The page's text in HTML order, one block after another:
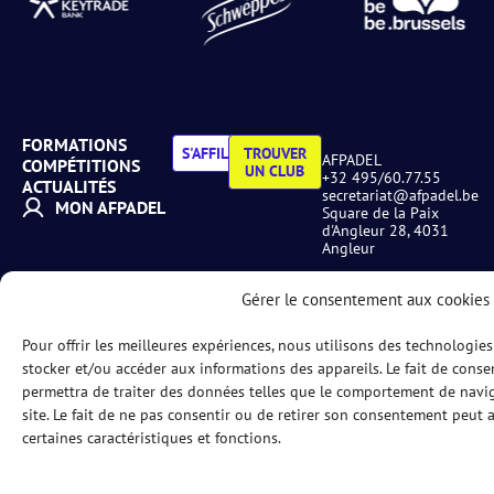
Gérer le consentement aux cookies
Pour offrir les meilleures expériences, nous utilisons des
stocker et/ou accéder aux informations des appareils. Le fait de
permettra de traiter des données telles que le comportement de
site. Le fait de ne pas consentir ou de retirer son consentement peut
certaines caractéristiques et fonctions.
FORMATIONS
COMPÉTITIONS
ACTUALITÉS
MON AFPADEL
S'AFFILIERTROUVER
UN CLUB
AFPADEL
+32 495/60.77.55
secretariat@afpadel.be
Square de la Paix
d'Angleur 28, 4031
Angleur
© AFPadel MarCom 2025